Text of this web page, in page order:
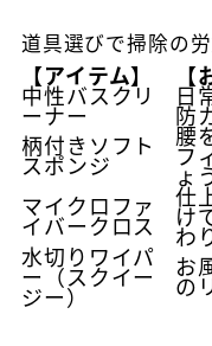
道具選びで掃除の
【アイテム】
中性バスクリ
ーナー
日
防
柄付きソフト
スポンジ
腰
フ
ょ
マイクロファ
イバークロス
仕
け
わ
水切りワイパ
ー（スクイー
ジー）
お
の